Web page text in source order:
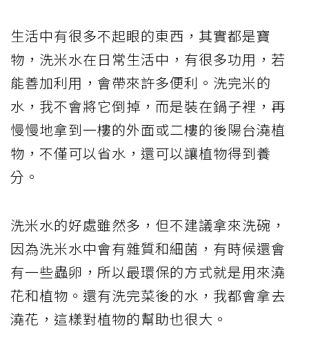
生活中有很多不起眼的東西，其實都是寶
物，洗米水在日常生活中，有很多功用，若
能善加利用，會帶來許多便利。洗完米的
水，我不會將它倒掉，而是裝在鍋子裡，再
慢慢地拿到一樓的外面或二樓的後陽台澆植
物，不僅可以省水，還可以讓植物得到養
分。
洗米水的好處雖然多，但不建議拿來洗碗，
因為洗米水中會有雜質和細菌，有時候還會
有一些蟲卵，所以最環保的方式就是用來澆
花和植物。還有洗完菜後的水，我都會拿去
澆花，這樣對植物的幫助也很大。